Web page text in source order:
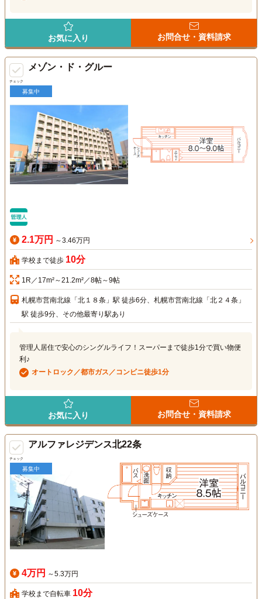
お気に入り お問合せ・資料請求
チェック
メゾン・ド・グルー
募集中
2.1万円 ～3.46万円
学校まで徒歩 10分
1R／17m²～21.2m²／8帖～9帖
札幌市営南北線「北１８条」駅 徒歩6分、札幌市営南北線「北２４条」
駅 徒歩9分、その他最寄り駅あり
管理人居住で安心のシングルライフ！スーパーまで徒歩1分で買い物便
利♪
オートロック／都市ガス／コンビニ徒歩1分
お気に入り お問合せ・資料請求
チェック
アルファレジデンス北22条
募集中
4万円 ～5.3万円
学校まで自転車 10分